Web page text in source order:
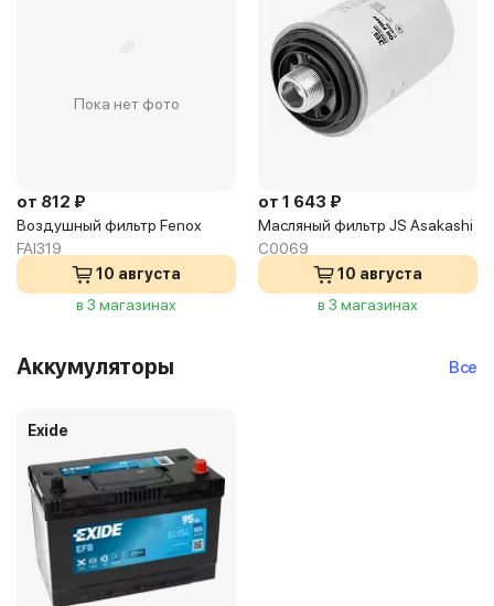
Пока нет фото
от 812 ₽
Воздушный фильтр Fenox
FAI319
10 августа
в 3 магазинах
от 1 643 ₽
Масляный фильтр JS Asakashi
C0069
10 августа
в 3 магазинах
Аккумуляторы Все
Exide